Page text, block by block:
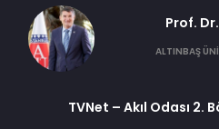
Prof. Dr.
ALTINBAŞ
TVNet – Akıl Odası 2.